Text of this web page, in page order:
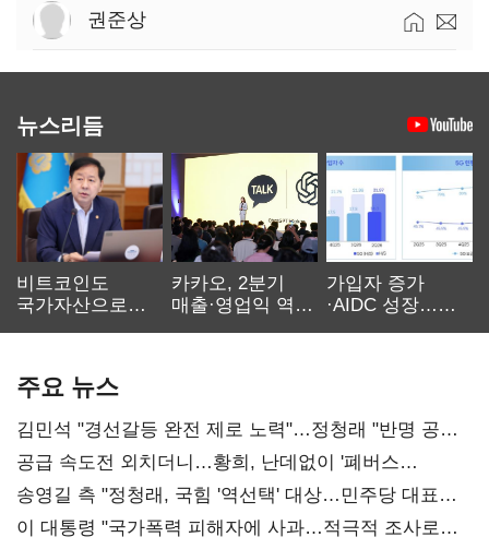
권준상
뉴스리듬
비트코인도
국가자산으로…'
카카오, 2분기
매출·영업익 역대
가입자 증가
·AIDC 성장…
주요 뉴스
김민석 "경선갈등 완전 제로 노력"…정청래 "반명 공세
사과부터"
공급 속도전 외치더니…황희, 난데없이 '폐버스
리모델링' 제안
송영길 측 "정청래, 국힘 '역선택' 대상…민주당 대표로
총선 지휘 못해"
이 대통령 "국가폭력 피해자에 사과…적극적 조사로